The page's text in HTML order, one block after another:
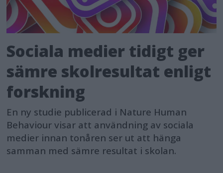
Sociala medier tidigt ger
sämre skolresultat enligt
forskning
En ny studie publicerad i Nature Human
Behaviour visar att användning av sociala
medier innan tonåren ser ut att hänga
samman med sämre resultat i skolan.